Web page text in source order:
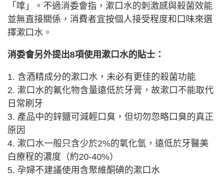
「嗱」。不過消委會指，漱口水的刺激感與殺菌效能
並無直接關係，消費者宜按個人接受程度和口味來選
擇漱口水。
消委會另外提出8項使用漱口水的貼士：
1. 含酒精成分的漱口水，未必有更佳的殺菌功能
2. 漱口水的氟化物含量遠低於牙膏，故漱口不能取代
日常刷牙
3. 產品中的鋅鹽可減輕口臭，但切勿忽略口臭的真正
原因
4. 漱口水一般只含少於2%的氧化氫，遠低於牙醫美
白療程的濃度（約20-40%）
5. 孕婦不建議使用含聚維酮碘的漱口水